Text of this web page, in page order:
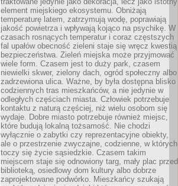
element miejskiego ekosystemu. Obniżają
temperaturę latem, zatrzymują wodę, poprawiają
jakość powietrza i wpływają kojąco na psychikę. W
czasach rosnących temperatur i coraz częstszych
fal upałów obecność zieleni staje się wręcz kwestią
bezpieczeństwa. Zieleń miejska może przyjmować
wiele form. Czasem jest to duży park, czasem
niewielki skwer, zielony dach, ogród społeczny albo
zadrzewiona ulica. Ważne, by była dostępna blisko
codziennych tras mieszkańców, a nie jedynie w
odległych częściach miasta. Człowiek potrzebuje
kontaktu z naturą częściej, niż wielu osobom się
wydaje. Dobre miasto potrzebuje również miejsc,
które budują lokalną tożsamość. Nie chodzi
wyłącznie o zabytki czy reprezentacyjne obiekty,
ale o przestrzenie zwyczajne, codzienne, w których
toczy się życie sąsiedzkie. Czasem takim
miejscem staje się odnowiony targ, mały plac przed
biblioteką, osiedlowy dom kultury albo dobrze
zaprojektowane podwórko. Mieszkańcy szukają